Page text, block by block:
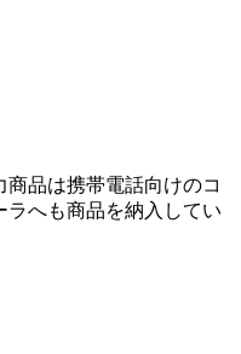
品は携帯電話向けのコ
ラへも商品を納入してい